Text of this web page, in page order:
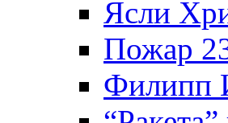
Ясли
Пожар
Филипп